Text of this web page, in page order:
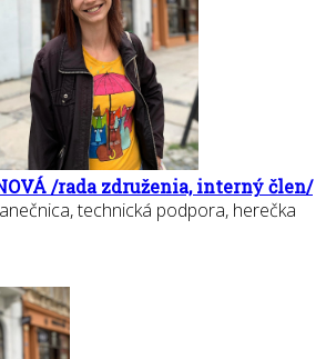
/rada združenia, interný člen/
technická podpora, herečka